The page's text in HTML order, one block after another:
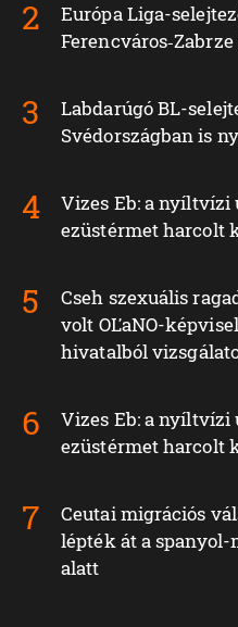
Európa Liga-
Ferencváros‑Zabrze
Labdarúgó BL-
Svédországban is
Vizes Eb: a nyíltvízi
ezüstérmet harcolt
Cseh szexuális
volt OĽaNO-
hivatalból
Vizes Eb: a nyíltvízi
ezüstérmet harcolt
Ceutai migrációs
lépték át a
alatt